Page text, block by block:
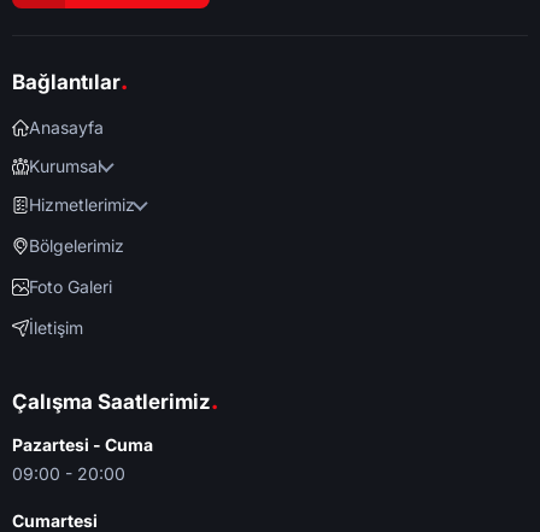
Bağlantılar.
Anasayfa
Kurumsal
Hizmetlerimiz
Bölgelerimiz
Foto Galeri
İletişim
Çalışma Saatlerimiz.
Pazartesi - Cuma
09:00 - 20:00
Cumartesi